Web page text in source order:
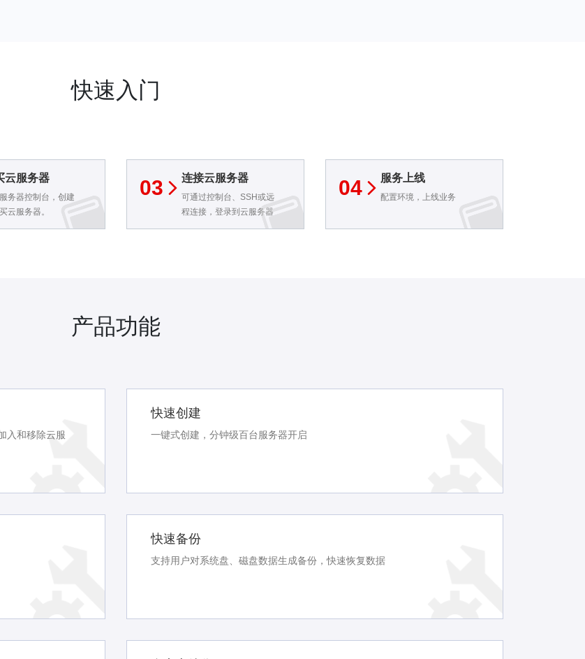
快速入门
云服务器
务器控制台，创建
云服务器。
连接云服务器
可通过控制台、SSH或远
程连接，登录到云服务器
完成后续操作。
03 服务上线
配置环境，上线业务
04
产品功能
入和移除云服
快速创建
一键式创建，分钟级百台服务器开启
快速备份
支持用户对系统盘、磁盘数据生成备份，快速恢复数据